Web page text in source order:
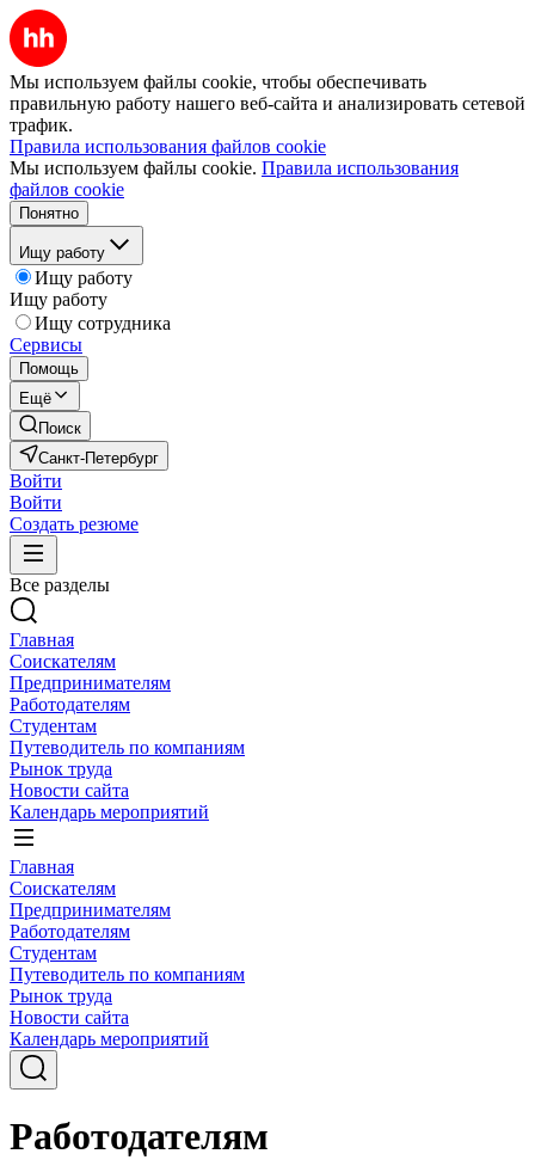
Мы используем файлы cookie, чтобы обеспечивать
правильную работу нашего веб-сайта и анализировать сетевой
трафик.
Правила использования файлов cookie
Мы используем файлы cookie. Правила использования
файлов cookie
Понятно
Ищу работу
Ищу работу
Ищу работу
Ищу сотрудника
Сервисы
Помощь
Ещё
Поиск
Санкт-Петербург
Войти
Войти
Создать резюме
Все разделы
Главная
Соискателям
Предпринимателям
Работодателям
Студентам
Путеводитель по компаниям
Рынок труда
Новости сайта
Календарь мероприятий
Главная
Соискателям
Предпринимателям
Работодателям
Студентам
Путеводитель по компаниям
Рынок труда
Новости сайта
Календарь мероприятий
Работодателям